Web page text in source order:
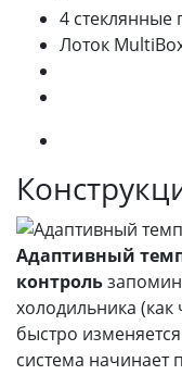
4 стеклянные
Лоток
Адаптивный
контроль
холодильника (как
быстро
система начинает